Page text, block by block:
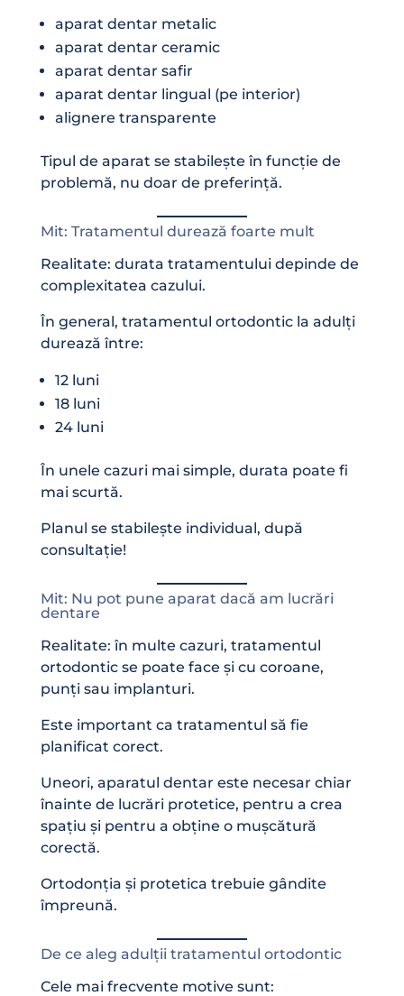
aparat dentar metalic
aparat dentar ceramic
aparat dentar safir
aparat dentar lingual (pe interior)
alignere transparente
Tipul de aparat se stabilește în funcție de
problemă, nu doar de preferință.
Mit: Tratamentul durează foarte mult
Realitate: durata tratamentului depinde de
complexitatea cazului.
În general, tratamentul ortodontic la adulți
durează între:
12 luni
18 luni
24 luni
În unele cazuri mai simple, durata poate fi
mai scurtă.
Planul se stabilește individual, după
consultație!
Mit: Nu pot pune aparat dacă am lucrări
dentare
Realitate: în multe cazuri, tratamentul
ortodontic se poate face și cu coroane,
punți sau implanturi.
Este important ca tratamentul să fie
planificat corect.
Uneori, aparatul dentar este necesar chiar
înainte de lucrări protetice, pentru a crea
spațiu și pentru a obține o mușcătură
corectă.
Ortodonția și protetica trebuie gândite
împreună.
De ce aleg adulții tratamentul ortodontic
Cele mai frecvente motive sunt: